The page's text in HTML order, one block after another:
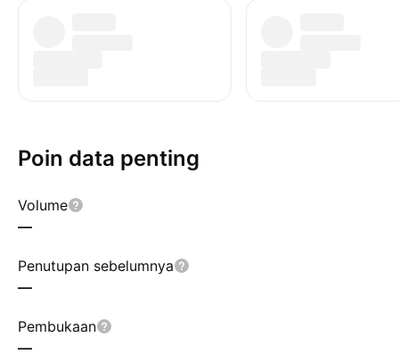
Poin data penting
Volume
—
Penutupan sebelumnya
—
Pembukaan
—